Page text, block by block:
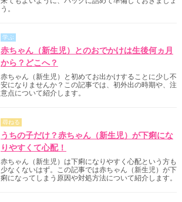
う。
学ぶ
赤ちゃん（新生児）とのおでかけは生後何ヵ月
から？どこへ？
赤ちゃん（新生児）と初めてお出かけすることに少し不
安になりませんか？この記事では、初外出の時期や、注
意点について紹介します。
尋ねる
うちの子だけ？赤ちゃん（新生児）が下痢にな
りやすくて心配！
赤ちゃん（新生児）は下痢になりやすく心配という方も
少なくないはず。この記事では赤ちゃん（新生児）が下
痢になってしまう原因や対処方法について紹介します。